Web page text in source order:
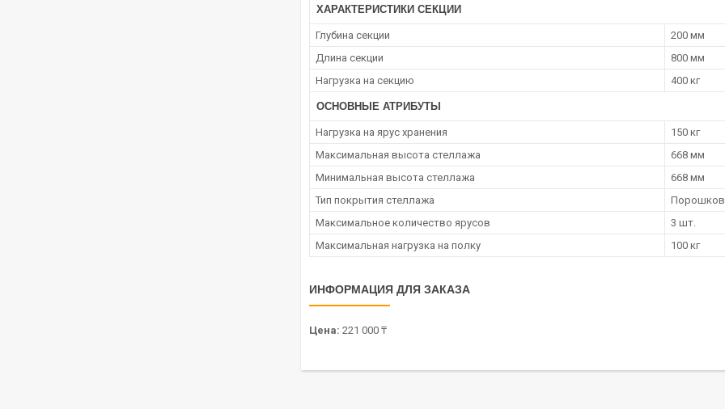
ХАРАКТЕРИСТИКИ СЕКЦИИ
Глубина секции
200 мм
Длина секции
800 мм
Нагрузка на секцию
400 кг
ОСНОВНЫЕ АТРИБУТЫ
Нагрузка на ярус хранения
150 кг
Максимальная высота стеллажа
668 мм
Минимальная высота стеллажа
668 мм
Тип покрытия стеллажа
Максимальное количество ярусов
3 шт.
Максимальная нагрузка на полку
100 кг
ИНФОРМАЦИЯ ДЛЯ ЗАКАЗА
Цена: 221 000 ₸